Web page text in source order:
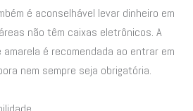
é aconselhável levar dinheiro em
não têm caixas eletrônicos. A
é recomendada ao entrar em
nem sempre seja obrigatória.